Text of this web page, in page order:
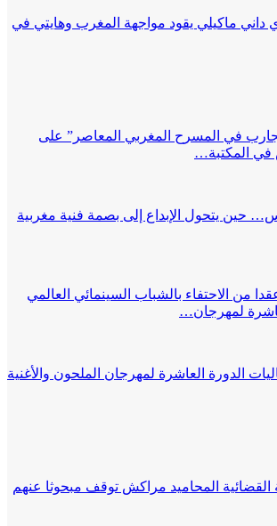
داني ماكيلي يقود مواجهة المغرب وهايتي في
في المسرح المغربي المعاصر” على
في المكتبة…
حين يتحول الإبداع إلى بصمة فنية مغربية
من الاحتفاء بالشباب السينمائي العالمي
لمهرجان…
الدورة العاشرة لمهرجان الملحون والأغنية
المحاميد مراكش توقف مبحوثا عنهم